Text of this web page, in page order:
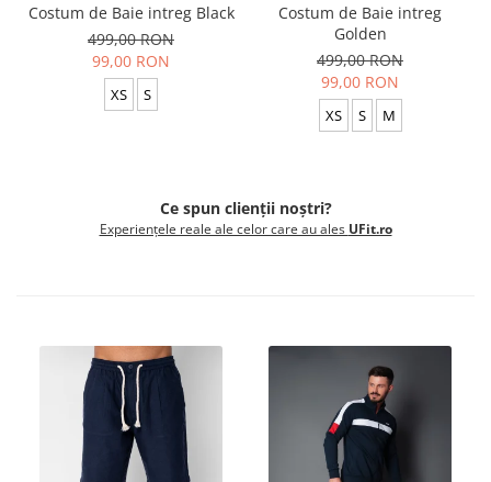
Costum de Baie intreg Black
499,00 RON
99,00 RON
XS S
Costum de Baie intreg
Golden
499,00 RON
99,00 RON
XS S M
Ce spun clienții noștri?
Experiențele reale ale celor care au ales UFit.ro